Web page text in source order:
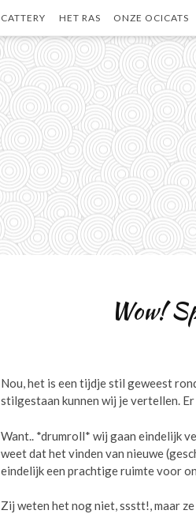
CATTERY HET RAS ONZE OCICATS
Wow!
Nou, het is een tijdje stil geweest
stilgestaan kunnen wij je vertellen.
Want.. *drumroll* wij gaan eindelijk
weet dat het vinden van nieuwe
eindelijk een prachtige ruimte voor
Zij weten het nog niet, ssstt!, maar